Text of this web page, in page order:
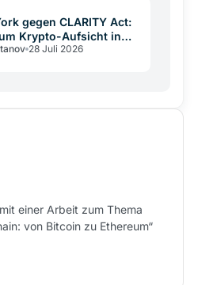
gegen CLARITY Act:
Krypto-Aufsicht in
28 Juli 2026
einer Arbeit zum Thema
von Bitcoin zu Ethereum“